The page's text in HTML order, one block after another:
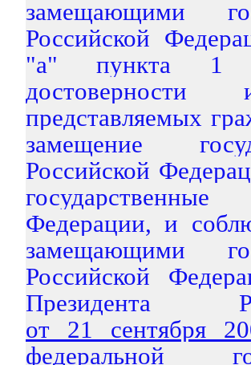
замещающими
Российской
"а" пункта 1
представляемых
замещение
Российской
Федерации, и
замещающими
Российской
Президента
от 21 сентября
федеральной